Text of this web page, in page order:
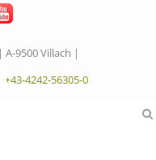
9500 Villach |
+43-4242-56305-0